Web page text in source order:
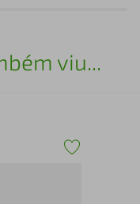
viu...